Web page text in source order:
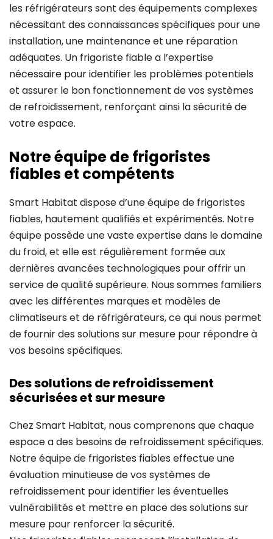
les réfrigérateurs sont des équipements complexes
nécessitant des connaissances spécifiques pour une
installation, une maintenance et une réparation
adéquates. Un frigoriste fiable a l’expertise
nécessaire pour identifier les problèmes potentiels
et assurer le bon fonctionnement de vos systèmes
de refroidissement, renforçant ainsi la sécurité de
votre espace.
Notre équipe de frigoristes
fiables et compétents
Smart Habitat dispose d’une équipe de frigoristes
fiables, hautement qualifiés et expérimentés. Notre
équipe possède une vaste expertise dans le domaine
du froid, et elle est régulièrement formée aux
dernières avancées technologiques pour offrir un
service de qualité supérieure. Nous sommes familiers
avec les différentes marques et modèles de
climatiseurs et de réfrigérateurs, ce qui nous permet
de fournir des solutions sur mesure pour répondre à
vos besoins spécifiques.
Des solutions de refroidissement
sécurisées et sur mesure
Chez Smart Habitat, nous comprenons que chaque
espace a des besoins de refroidissement spécifiques.
Notre équipe de frigoristes fiables effectue une
évaluation minutieuse de vos systèmes de
refroidissement pour identifier les éventuelles
vulnérabilités et mettre en place des solutions sur
mesure pour renforcer la sécurité.